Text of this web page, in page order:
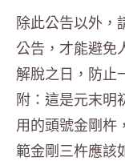
除此公告以外，
公告，才能避免
解脫之日，防止
附：這是元末明
用的頭號金剛杵
範金剛三杵應該